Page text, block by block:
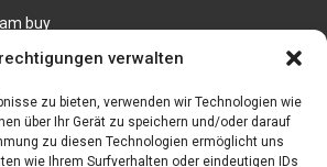
verwalten
zu bieten, verwenden wir Technologien wie
über Ihr Gerät zu speichern und/oder darauf
zu diesen Technologien ermöglicht uns
wie Ihrem Surfverhalten oder eindeutigen IDs
buy
Süßkartoffeln
Fliesen mit einem eigenen Bild